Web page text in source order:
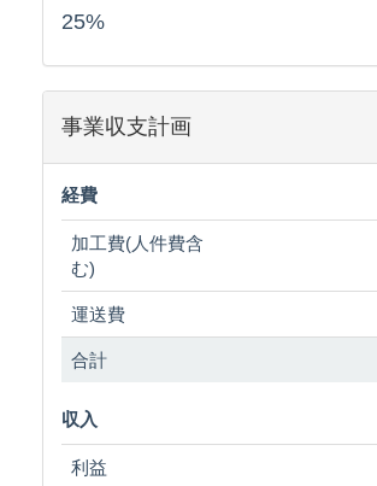
25%
事業収支計画
経費
加工費(人件費含
む)
運送費
合計
収入
利益